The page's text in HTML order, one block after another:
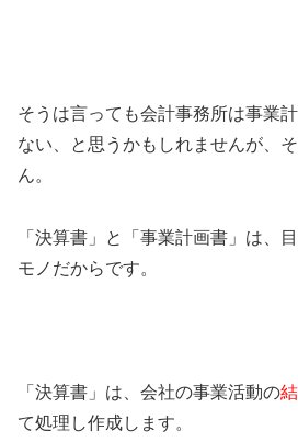
そうは言っても会計事務所は事業
ない、と思うかもしれませんが、
ん。
「決算書」と「事業計画書」は、
モノだからです。
「決算書」は、会社の事業活動の
て処理し作成します。